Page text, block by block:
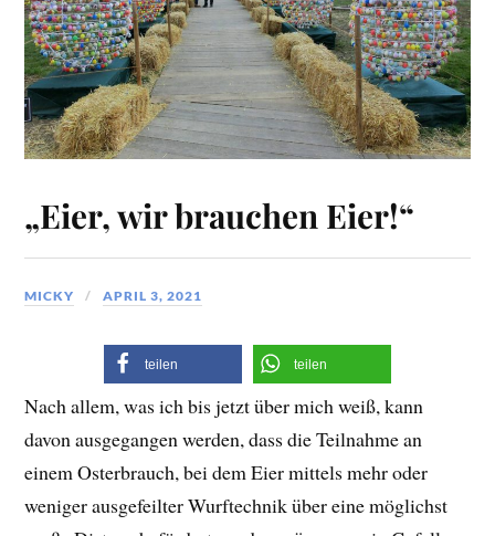
„Eier, wir brauchen Eier!“
MICKY APRIL 3, 2021
teilen teilen
Nach allem, was ich bis jetzt über mich weiß, kann
davon ausgegangen werden, dass die Teilnahme an
einem Osterbrauch, bei dem Eier mittels mehr oder
weniger ausgefeilter Wurftechnik über eine möglichst